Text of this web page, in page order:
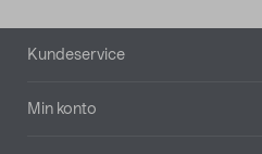
Bunntekst
Kundeservice
Min konto